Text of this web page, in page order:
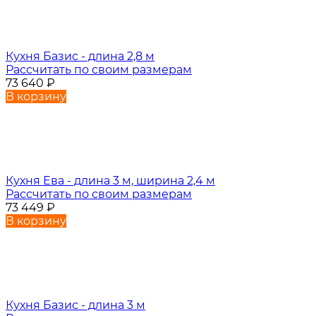
Кухня Базис - длина 2,8 м
Рассчитать по своим размерам
73 640 ₽
В корзину
Кухня Ева - длина 3 м, ширина 2,4 м
Рассчитать по своим размерам
73 449 ₽
В корзину
Кухня Базис - длина 3 м